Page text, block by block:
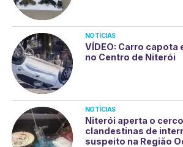
NOTÍCIAS
VÍDEO: Carro capota
no Centro de Niterói
NOTÍCIAS
Niterói aperta o
clandestinas de
suspeito na Região